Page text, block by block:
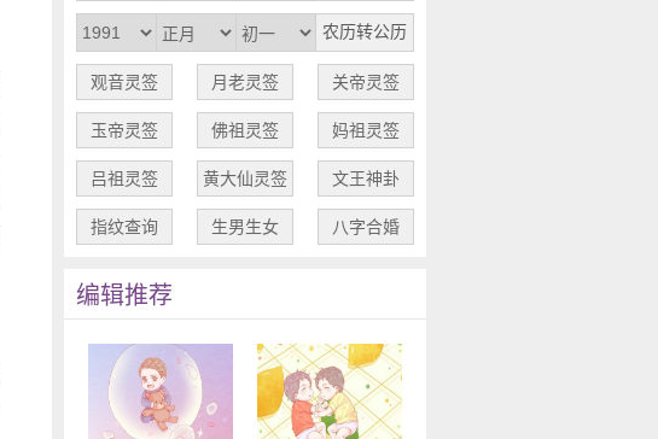
农历转公历
观音灵签 月老灵签 关帝灵签
玉帝灵签 佛祖灵签 妈祖灵签
吕祖灵签 黄大仙灵签 文王神卦
指纹查询 生男生女 八字合婚
编辑推荐